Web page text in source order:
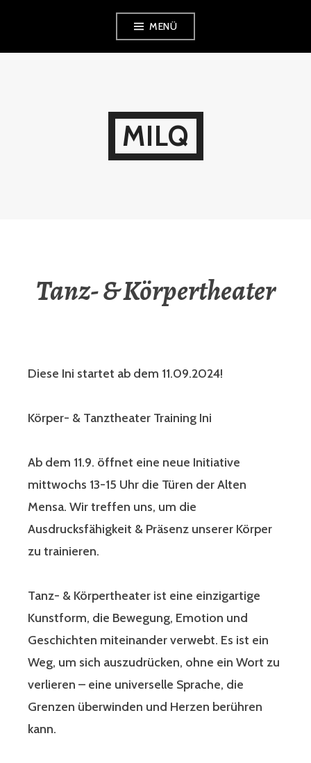
MENÜ
MILQ
Tanz- & Körpertheater
Diese Ini startet ab dem 11.09.2024!
Körper- & Tanztheater Training Ini
Ab dem 11.9. öffnet eine neue Initiative
mittwochs 13-15 Uhr die Türen der Alten
Mensa. Wir treffen uns, um die
Ausdrucksfähigkeit & Präsenz unserer Körper
zu trainieren.
Tanz- & Körpertheater ist eine einzigartige
Kunstform, die Bewegung, Emotion und
Geschichten miteinander verwebt. Es ist ein
Weg, um sich auszudrücken, ohne ein Wort zu
verlieren – eine universelle Sprache, die
Grenzen überwinden und Herzen berühren
kann.